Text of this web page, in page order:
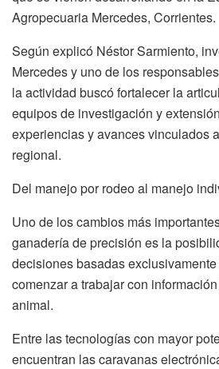
Agropecuaria Mercedes, Corrientes.
Según explicó Néstor Sarmiento,
Mercedes y uno de los
la actividad buscó fortalecer la
equipos de investigación y
experiencias y avances vinculados
regional.
Del manejo por rodeo al manejo
Uno de los cambios más
ganadería de precisión es la
decisiones basadas
comenzar a trabajar con
animal.
Entre las tecnologías con mayor
encuentran las caravanas